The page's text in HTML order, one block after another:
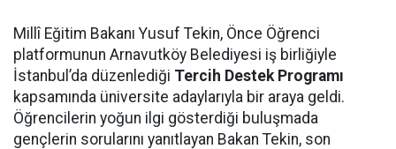
Millî Eğitim Bakanı Yusuf Tekin, Önce Öğrenci
platformunun Arnavutköy Belediyesi iş birliğiyle
İstanbul’da düzenlediği Tercih Destek Programı
kapsamında üniversite adaylarıyla bir araya geldi.
Öğrencilerin yoğun ilgi gösterdiği buluşmada
gençlerin sorularını yanıtlayan Bakan Tekin, son